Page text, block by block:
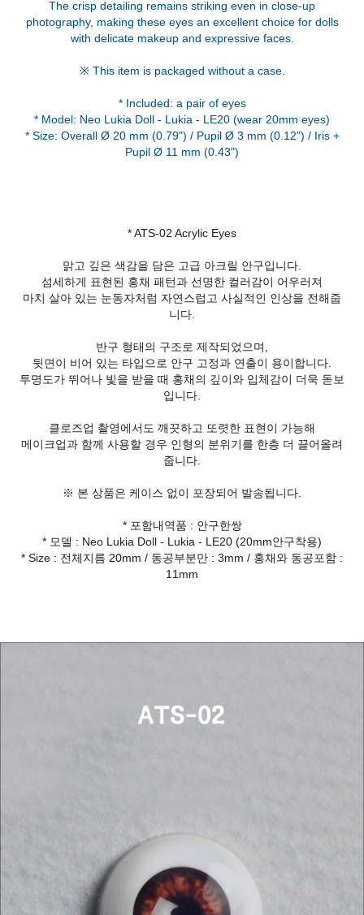
The crisp detailing remains striking even in close-up
photography, making these eyes an excellent choice for dolls
with delicate makeup and expressive faces.
※ This item is packaged without a case.
* Included: a pair of eyes
* Model: Neo Lukia Doll - Lukia - LE20 (wear 20mm eyes)
* Size: Overall Ø 20 mm (0.79") / Pupil Ø 3 mm (0.12") / Iris +
Pupil Ø 11 mm (0.43")
* ATS-02 Acrylic Eyes
맑고 깊은 색감을 담은 고급 아크릴 안구입니다.
섬세하게 표현된 홍채 패턴과 선명한 컬러감이 어우러져
마치 살아 있는 눈동자처럼 자연스럽고 사실적인 인상을 전해줍
니다.
반구 형태의 구조로 제작되었으며,
뒷면이 비어 있는 타입으로 안구 고정과 연출이 용이합니다.
투명도가 뛰어나 빛을 받을 때 홍채의 깊이와 입체감이 더욱 돋보
입니다.
클로즈업 촬영에서도 깨끗하고 또렷한 표현이 가능해
메이크업과 함께 사용할 경우 인형의 분위기를 한층 더 끌어올려
줍니다.
※ 본 상품은 케이스 없이 포장되어 발송됩니다.
* 포함내역품 : 안구한쌍
* 모델 : Neo Lukia Doll - Lukia - LE20 (20mm안구착용)
* Size : 전체지름 20mm / 동공부분만 : 3mm / 홍채와 동공포함 :
11mm